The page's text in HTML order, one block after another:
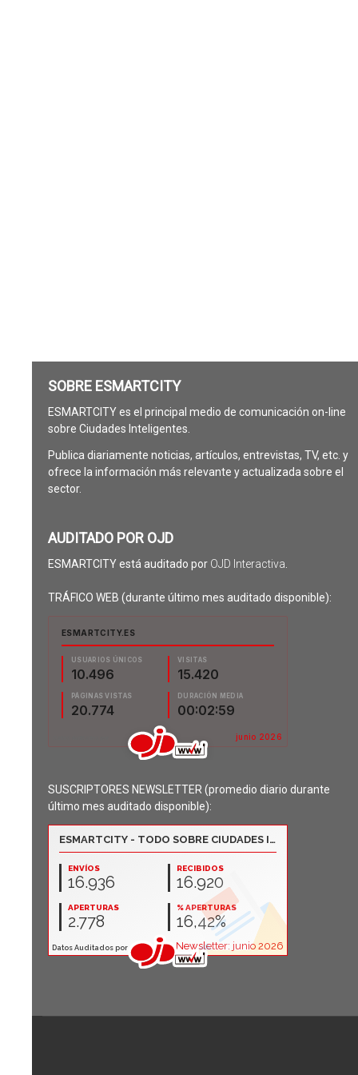
SOBRE ESMARTCITY
ESMARTCITY es el principal medio de comunicación on-line
sobre Ciudades Inteligentes.
Publica diariamente noticias, artículos, entrevistas, TV, etc. y
ofrece la información más relevante y actualizada sobre el
sector.
AUDITADO POR OJD
ESMARTCITY está auditado por OJD Interactiva
TRÁFICO WEB (durante último mes auditado disponible):
SUSCRIPTORES NEWSLETTER (promedio diario durante
último mes auditado disponible):